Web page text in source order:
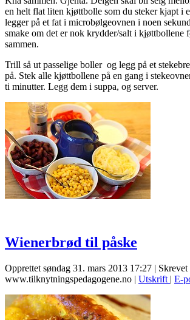
en helt flat liten kjøttbolle som du steker kjapt i
legger på et fat i microbølgeovnen i noen
smake om det er nok krydder/salt i kjøttbollene
sammen.
Trill så ut passelige boller og legg på et
på. Stek alle kjøttbollene på en gang i
ti minutter. Legg dem i suppa, og server.
Wienerbrød til påske
Opprettet søndag 31. mars 2013 17:27 |
www.tilknytningspedagogene.no | Utskrift | E-